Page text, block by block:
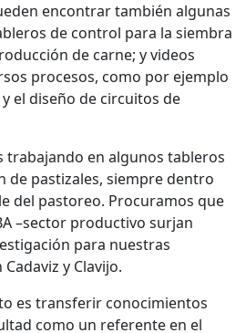
encontrar también algunas
de control para la siembra
de carne; y videos
procesos, como por ejemplo
el diseño de circuitos de
trabajando en algunos tableros
de pastizales, siempre dentro
del pastoreo. Procuramos que
–sector productivo surjan
para nuestras
y Clavijo.
es transferir conocimientos
como un referente en el